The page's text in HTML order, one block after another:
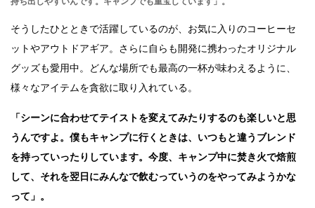
そうしたひとときで活躍しているのが、お気に入りのコーヒーセ
ットやアウトドアギア。さらに自らも開発に携わったオリジナル
グッズも愛用中。どんな場所でも最高の一杯が味わえるように、
様々なアイテムを貪欲に取り入れている。
「シーンに合わせてテイストを変えてみたりするのも楽しいと思
うんですよ。僕もキャンプに行くときは、いつもと違うブレンド
を持っていったりしています。今度、キャンプ中に焚き火で焙煎
して、それを翌日にみんなで飲むっていうのをやってみようかな
って」。